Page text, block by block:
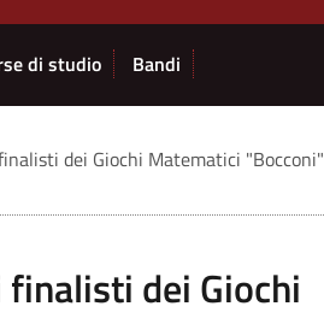
di studio Bandi
dei Giochi Matematici "Bocconi"
dei Giochi